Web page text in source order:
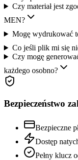
Czy materiał jest
MEN?
Mogę wydrukować
Co jeśli plik mi się
Czy mogę
każdego osobno?
Bezpieczeństwo
Bezpieczne
Dostęp
Pełny klucz